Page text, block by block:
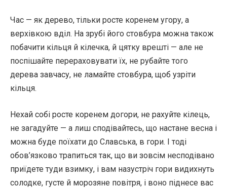
Час — як дерево, тільки росте коренем угору, а
верхівкою вділ. На зрубі його стовбура можна також
побачити кільця й кілечка, й цятку врешті — але не
поспішайте перераховувати їх, не рубайте того
дерева завчасу, не ламайте стовбура, щоб узріти
кільця.
Нехай собі росте коренем догори, не рахуйте кілець,
не загадуйте — а лиш сподівайтесь, що настане весна і
можна буде поїхати до Славська, в гори. І тоді
обов’язково трапиться так, що ви зовсім несподівано
приїдете туди взимку, і вам назустріч гори видихнуть
солодке, густе й морозяне повітря, і воно піднесе вас